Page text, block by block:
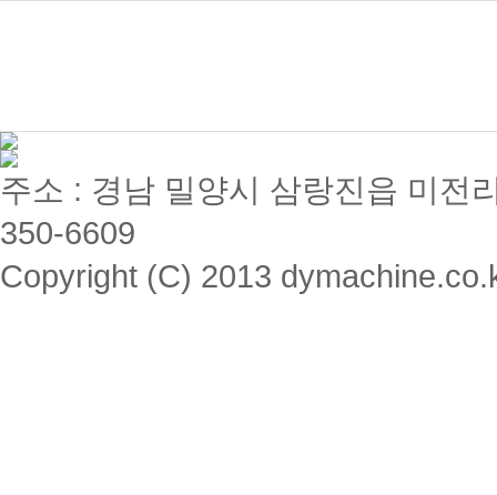
주소 : 경남 밀양시 삼랑진읍 미전
350-6609
Copyright (C) 2013